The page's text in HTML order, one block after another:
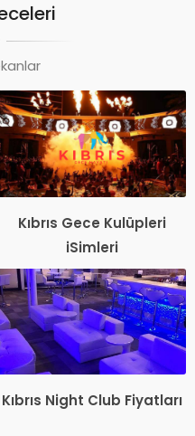
Kıbrıs Gece Kulüpleri
iSimleri
Kıbrıs Night Club Fiyatları